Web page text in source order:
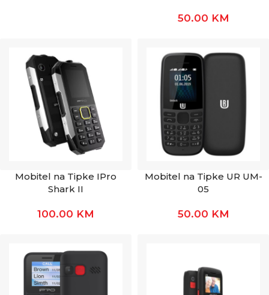
50.00 KM
Mobitel na Tipke IPro
Shark II
100.00 KM
Mobitel na Tipke UR UM-
05
50.00 KM